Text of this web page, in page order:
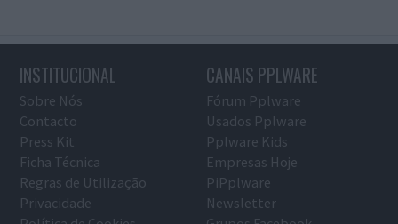
INSTITUCIONAL
Sobre Nós
Contacto
Press Kit
Ficha Técnica
Regras de Utilização
Privacidade
CANAIS PPLWARE
Fórum Pplware
Usados Pplware
Pplware Kids
Empresas Hoje
PiPplware
Newsletter